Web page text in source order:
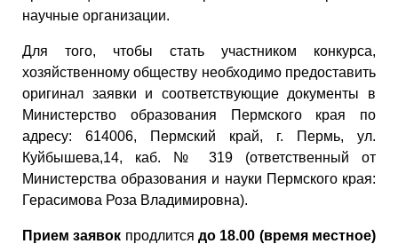
научные организации.
Для того, чтобы стать участником конкурса,
хозяйственному обществу необходимо предоставить
оригинал заявки и соответствующие документы в
Министерство образования Пермского края по
адресу: 614006, Пермский край, г. Пермь, ул.
Куйбышева,14, каб. № 319 (ответственный от
Министерства образования и науки Пермского края:
Герасимова Роза Владимировна).
Прием заявок продлитсядо 18.00 (время местное)